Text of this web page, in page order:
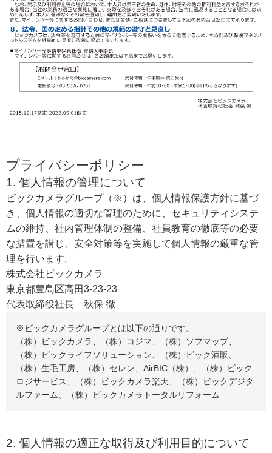
プライバシーポリシー
1. 個人情報の管理について
ビックカメラグループ（※）は、個人情報保護方針に基づ
き、個人情報の適切な管理のために、セキュリティシステ
ムの維持、社内管理体制の整備、社員教育の徹底等の必要
な措置を講じ、安全対策等を実施して個人情報の厳重な管
理を行います。
株式会社ビックカメラ
東京都豊島区高田3-23-23
代表取締役社長 秋保 徹
※ビックカメラグループとは以下の通りです。
（株）ビックカメラ、（株）コジマ、（株）ソフマップ、
（株）ビックライフソリューション、（株）ビック酒販、
（株）生毛工房、（株）セレン、AirBIC（株）、（株）ビック
ロジサービス、（株）ビックカメラ楽天、（株）ビックデジタ
ルファーム、（株）ビックカメラトータルリフォーム
2. 個人情報の適正な取得及び利用目的について